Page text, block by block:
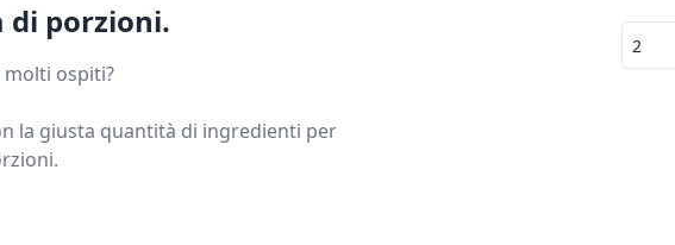
di porzioni.
molti ospiti?
la giusta quantità di ingredienti per